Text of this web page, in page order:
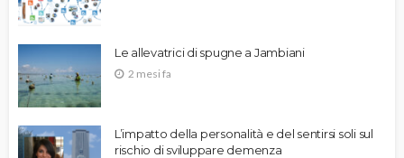
Le allevatrici di spugne a Jambiani
2 mesi fa
L’impatto della personalità e del sentirsi soli sul
rischio di sviluppare demenza